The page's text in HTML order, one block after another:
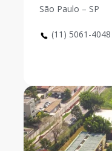
São Paulo – SP
(11) 5061-4048